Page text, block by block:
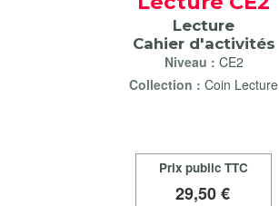
Lecture
Cahier d'activités
Niveau : CE2
Collection : Coin Lecture
Prix public TTC
29,50 €